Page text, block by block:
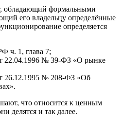
обладающий формальными
его владельцу определённые
определяется
ч. 1, глава 7;
22.04.1996 № 39-ФЗ «О рынке
26.12.1995 № 208-ФЗ «Об
что относится к ценным
делятся и так далее.